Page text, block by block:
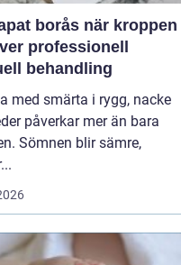
när kroppen
professionell
behandling
med smärta i rygg, nacke
påverkar mer än bara
Sömnen blir sämre,